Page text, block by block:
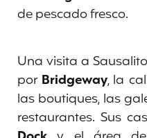
de pescado fresco.
Una visita a
por Bridgeway, la
las boutiques, las
restaurantes. Sus